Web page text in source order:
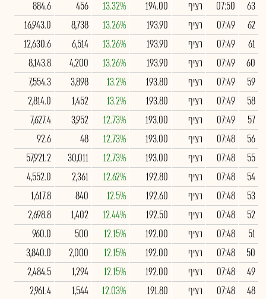
63
07:50 רציף 194.00
13.32%
456
884.6
62
07:49 רציף 193.90
13.26%
8,738
16,943.0
61
07:49 רציף 193.90
13.26%
6,514
12,630.6
60
07:49 רציף 193.90
13.26%
4,200
8,143.8
59
07:49 רציף 193.80
13.2%
3,898
7,554.3
58
07:49 רציף 193.80
13.2%
1,452
2,814.0
57
07:49 רציף 193.00
12.73%
3,952
7,627.4
56
07:48 רציף 193.00
12.73%
48
92.6
55
07:48 רציף 193.00
12.73%
30,011
57,921.2
54
07:48 רציף 192.80
12.62%
2,361
4,552.0
53
07:48 רציף 192.60
12.5%
840
1,617.8
52
07:48 רציף 192.50
12.44%
1,402
2,698.8
51
07:48 רציף 192.00
12.15%
500
960.0
50
07:48 רציף 192.00
12.15%
2,000
3,840.0
49
07:48 רציף 192.00
12.15%
1,294
2,484.5
48
07:48 רציף 191.80
12.03%
1,544
2,961.4